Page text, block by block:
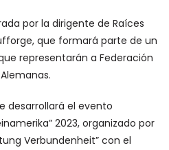
por la dirigente de Raíces
que formará parte de un
representarán a Federación
desarrollará el evento
2023, organizado por
Verbundenheit” con el